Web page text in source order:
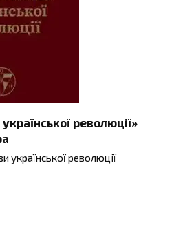
революції»
української революції